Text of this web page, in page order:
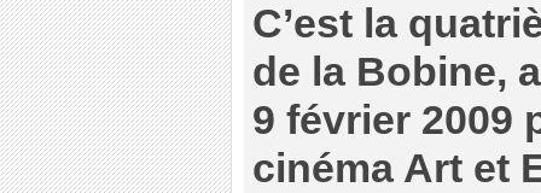
C’est la
de la Bobine,
9 février 2009
cinéma Art et